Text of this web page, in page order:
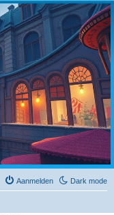
Dark mode
Aanmelden